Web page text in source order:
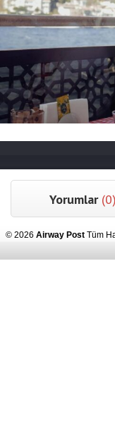
Yorumlar (0)
© 2026 Airway Post Tüm